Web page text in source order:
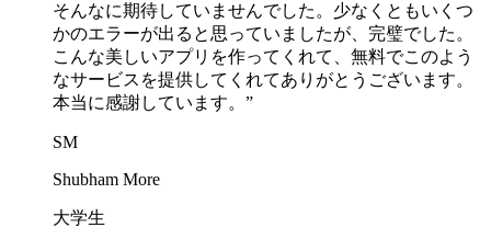
そんなに期待していませんでした。少なくともいくつ
かのエラーが出ると思っていましたが、完璧でした。
こんな美しいアプリを作ってくれて、無料でこのよう
なサービスを提供してくれてありがとうございます。
本当に感謝しています。 ”
SM
Shubham More
大学生